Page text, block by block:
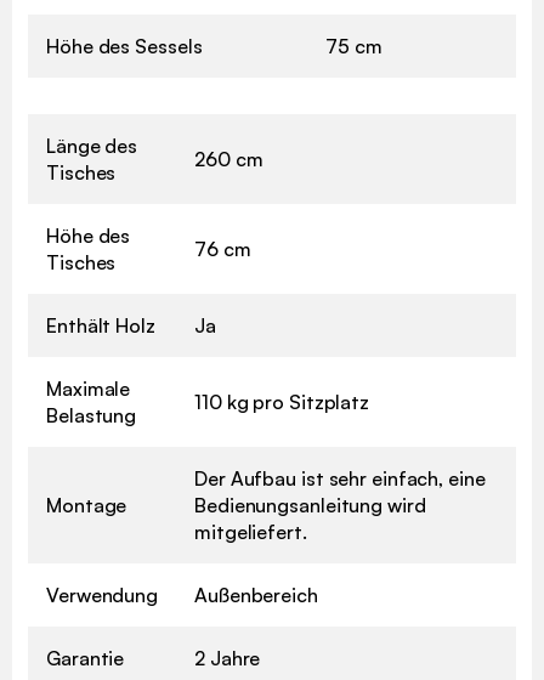
Höhe des Sessels 75 cm
Länge des
Tisches
260 cm
Höhe des
Tisches
76 cm
Enthält Holz Ja
Maximale
Belastung
110 kg pro Sitzplatz
Montage
Der Aufbau ist sehr einfach, eine
Bedienungsanleitung wird
mitgeliefert.
Verwendung Außenbereich
Garantie 2 Jahre